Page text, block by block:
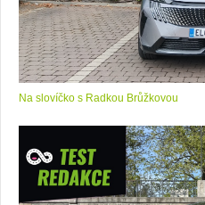
Na slovíčko s Radkou Brůžkovou